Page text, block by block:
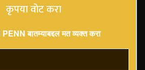
कृपया वोट करा
बातम्याबद्दल मत व्यक्त करा